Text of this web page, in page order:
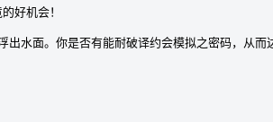
好机会！
水面。你是否有能耐破译约会模拟之密码，从而